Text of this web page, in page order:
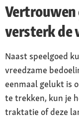
Vertrouwen
versterk de
Naast speelgoed
vreedzame
eenmaal gelukt is
te trekken, kun je
traktatie of deze